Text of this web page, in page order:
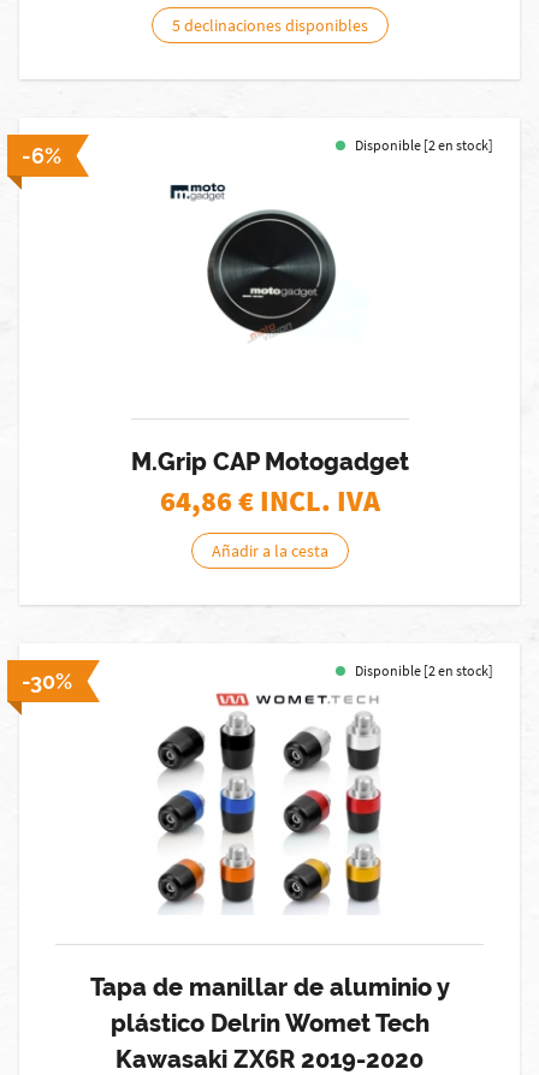
5 declinaciones disponibles
-6% Disponible [2 en stock]
M.Grip CAP Motogadget
64,86€ INCL. IVA
Añadir a la cesta
-30% Disponible [2 en stock]
Tapa de manillar de aluminio y
plástico Delrin Womet Tech
Kawasaki ZX6R 2019-2020